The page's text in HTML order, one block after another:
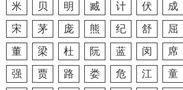
米
贝 明 臧 计 伏 成
宋
茅 庞 熊 纪 舒 屈
董
梁 杜 阮 蓝 闵 席
强
贾 路 娄 危 江 童